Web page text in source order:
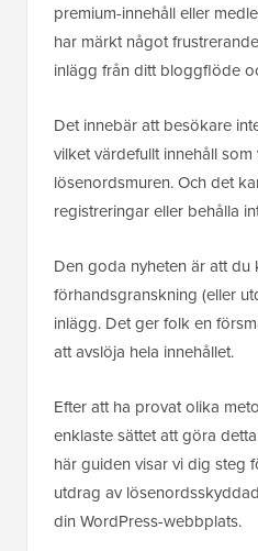
premium-innehåll eller
har märkt något
inlägg från ditt bloggflöde
Det innebär att besökare
vilket värdefullt innehåll
lösenordsmuren. Och det
registreringar eller behålla
Den goda nyheten är att du
förhandsgranskning (eller
inlägg. Det ger folk en
att avslöja hela innehållet.
Efter att ha provat olika
enklaste sättet att göra
här guiden visar vi dig steg
utdrag av
din WordPress-webbplats.